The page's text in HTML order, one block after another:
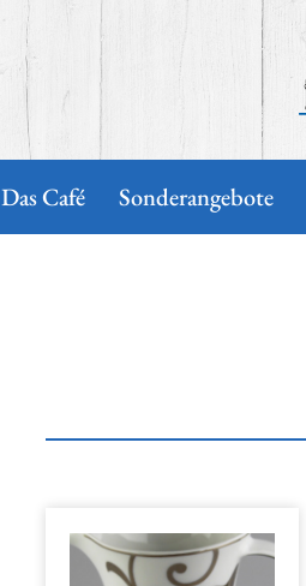
Das Café Sonderangebote